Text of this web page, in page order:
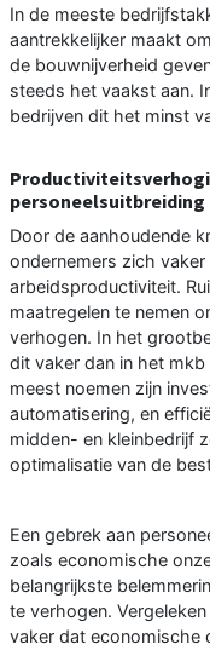
In de meeste
aantrekkelijker maakt
de bouwnijverheid
steeds het vaakst aan.
bedrijven dit het minst
personeelsuitbreiding
Door de aanhoudende
ondernemers zich
arbeidsproductiviteit.
maatregelen te nemen
verhogen. In het
dit vaker dan in het
meest noemen zijn
automatisering, en
midden- en kleinbedrijf
optimalisatie van de
Een gebrek aan
zoals economische
belangrijkste
te verhogen.
vaker dat economische